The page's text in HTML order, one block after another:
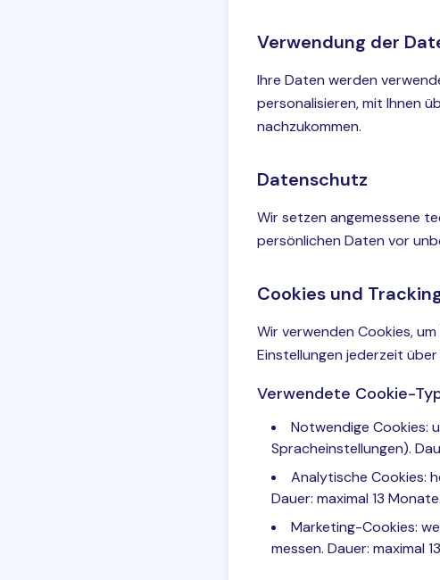
Verwendung der
Ihre Daten werden
personalisieren, mit Ihnen
nachzukommen.
Datenschutz
Wir setzen angemessene
persönlichen Daten vor
Cookies und
Wir verwenden Cookies,
Einstellungen jederzeit
Verwendete Cookie-
Notwendige Cookies:
Spracheinstellungen).
Analytische Cookies:
Dauer: maximal 13 Monate.
Marketing-Cookies:
messen. Dauer: maximal